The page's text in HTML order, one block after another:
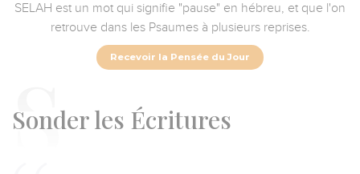
SELAH est un mot qui signifie "pause" en hébreu, et que l'on
retrouve dans les Psaumes à plusieurs reprises.
Recevoir la Pensée du Jour
Sonder les Écritures